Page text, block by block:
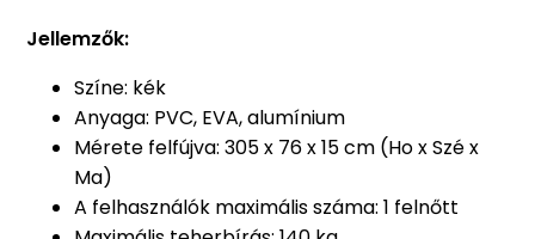
Jellemzők:
Színe: kék
Anyaga: PVC, EVA, alumínium
Mérete felfújva: 305 x 76 x 15 cm (Ho x Szé x
Ma)
A felhasználók maximális száma: 1 felnőtt